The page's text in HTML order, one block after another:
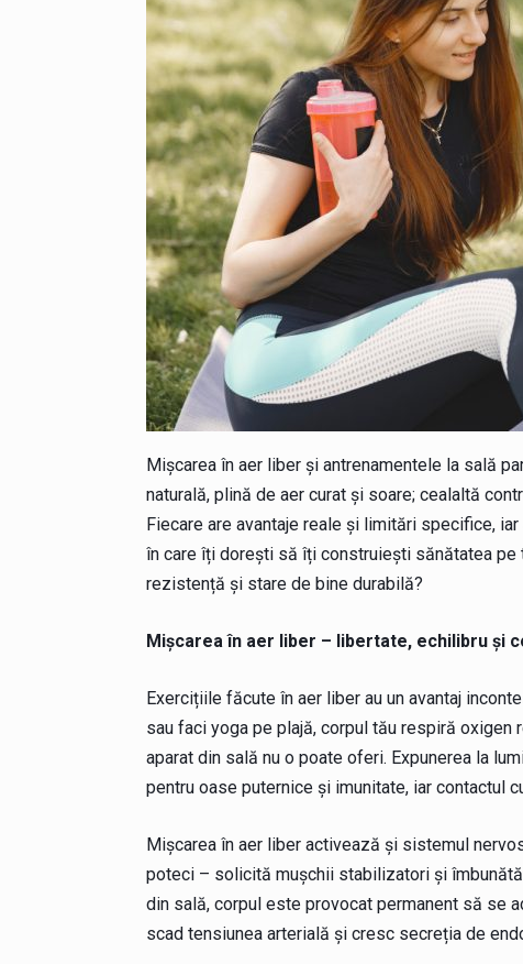
Mișcarea în aer liber și antrenamentele la sală
naturală, plină de aer curat și soare; cealaltă
Fiecare are avantaje reale și limitări specifice,
în care îți dorești să îți construiești sănătatea pe
rezistență și stare de bine durabilă?
Mișcarea în aer liber – libertate, echilibru și
Exercițiile făcute în aer liber au un avantaj
sau faci yoga pe plajă, corpul tău respiră oxigen
aparat din sală nu o poate oferi. Expunerea la
pentru oase puternice și imunitate, iar contactul
Mișcarea în aer liber activează și sistemul
poteci – solicită mușchii stabilizatori și
din sală, corpul este provocat permanent să se
scad tensiunea arterială și cresc secreția de